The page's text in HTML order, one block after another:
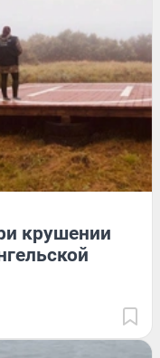
крушении